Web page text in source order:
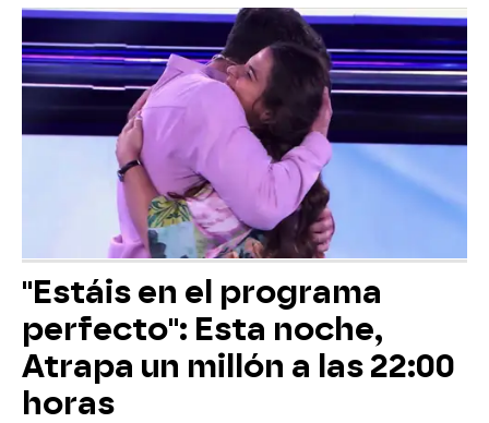
"Estáis en el programa
perfecto": Esta noche,
Atrapa un millón a las 22:00
horas